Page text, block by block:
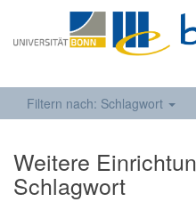
Filtern nach: Schlagwort
Weitere
Schlagwort